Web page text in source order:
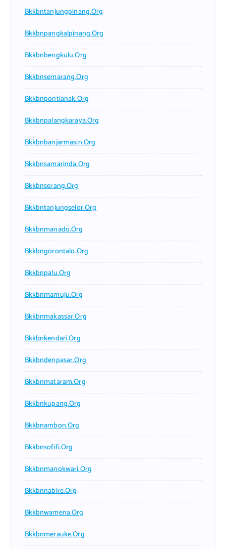
Bkkbntanjungpinang.org
Bkkbnpangkalpinang.org
Bkkbnbengkulu.org
Bkkbnsemarang.org
Bkkbnpontianak.org
Bkkbnpalangkaraya.org
Bkkbnbanjarmasin.org
Bkkbnsamarinda.org
Bkkbnserang.org
Bkkbntanjungselor.org
Bkkbnmanado.org
Bkkbngorontalo.org
Bkkbnpalu.org
Bkkbnmamuju.org
Bkkbnmakassar.org
Bkkbnkendari.org
Bkkbndenpasar.org
Bkkbnmataram.org
Bkkbnkupang.org
Bkkbnambon.org
Bkkbnsofifi.org
Bkkbnmanokwari.org
Bkkbnnabire.org
Bkkbnwamena.org
Bkkbnmerauke.org